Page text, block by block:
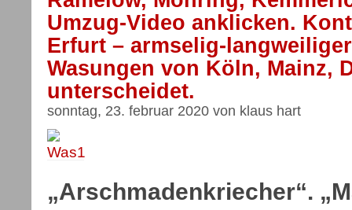
Umzug-Video anklicken.
Erfurt – armselig-
Wasungen von Köln, Mainz,
unterscheidet.
sonntag, 23. februar 2020 von klaus hart
„Arschmadenkriecher“.